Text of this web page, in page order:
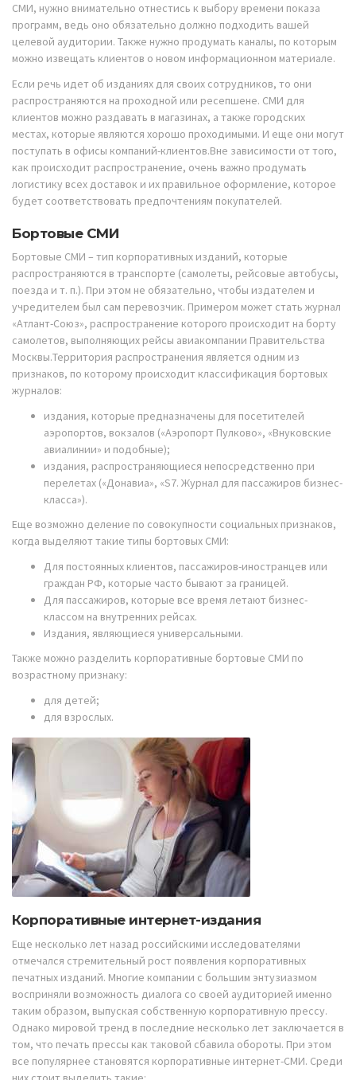
СМИ, нужно внимательно отнестись к выбору времени показа
программ, ведь оно обязательно должно подходить вашей
целевой аудитории. Также нужно продумать каналы, по которым
можно извещать клиентов о новом информационном материале.
Если речь идет об изданиях для своих сотрудников, то они
распространяются на проходной или ресепшене. СМИ для
клиентов можно раздавать в магазинах, а также городских
местах, которые являются хорошо проходимыми. И еще они могут
поступать в офисы компаний-клиентов.Вне зависимости от того,
как происходит распространение, очень важно продумать
логистику всех доставок и их правильное оформление, которое
будет соответствовать предпочтениям покупателей.
Бортовые СМИ
Бортовые СМИ – тип корпоративных изданий, которые
распространяются в транспорте (самолеты, рейсовые автобусы,
поезда и т. п.). При этом не обязательно, чтобы издателем и
учредителем был сам перевозчик. Примером может стать журнал
«Атлант-Союз», распространение которого происходит на борту
самолетов, выполняющих рейсы авиакомпании Правительства
Москвы.Территория распространения является одним из
признаков, по которому происходит классификация бортовых
журналов:
издания, которые предназначены для посетителей
аэропортов, вокзалов («Аэропорт Пулково», «Внуковские
авиалинии» и подобные);
издания, распространяющиеся непосредственно при
перелетах («Донавиа», «S7. Журнал для пассажиров бизнес-
класса»).
Еще возможно деление по совокупности социальных признаков,
когда выделяют такие типы бортовых СМИ:
Для постоянных клиентов, пассажиров-иностранцев или
граждан РФ, которые часто бывают за границей.
Для пассажиров, которые все время летают бизнес-
классом на внутренних рейсах.
Издания, являющиеся универсальными.
Также можно разделить корпоративные бортовые СМИ по
возрастному признаку:
для детей;
для взрослых.
Корпоративные интернет-издания
Еще несколько лет назад российскими исследователями
отмечался стремительный рост появления корпоративных
печатных изданий. Многие компании с большим энтузиазмом
восприняли возможность диалога со своей аудиторией именно
таким образом, выпуская собственную корпоративную прессу.
Однако мировой тренд в последние несколько лет заключается в
том, что печать прессы как таковой сбавила обороты. При этом
все популярнее становятся корпоративные интернет-СМИ. Среди